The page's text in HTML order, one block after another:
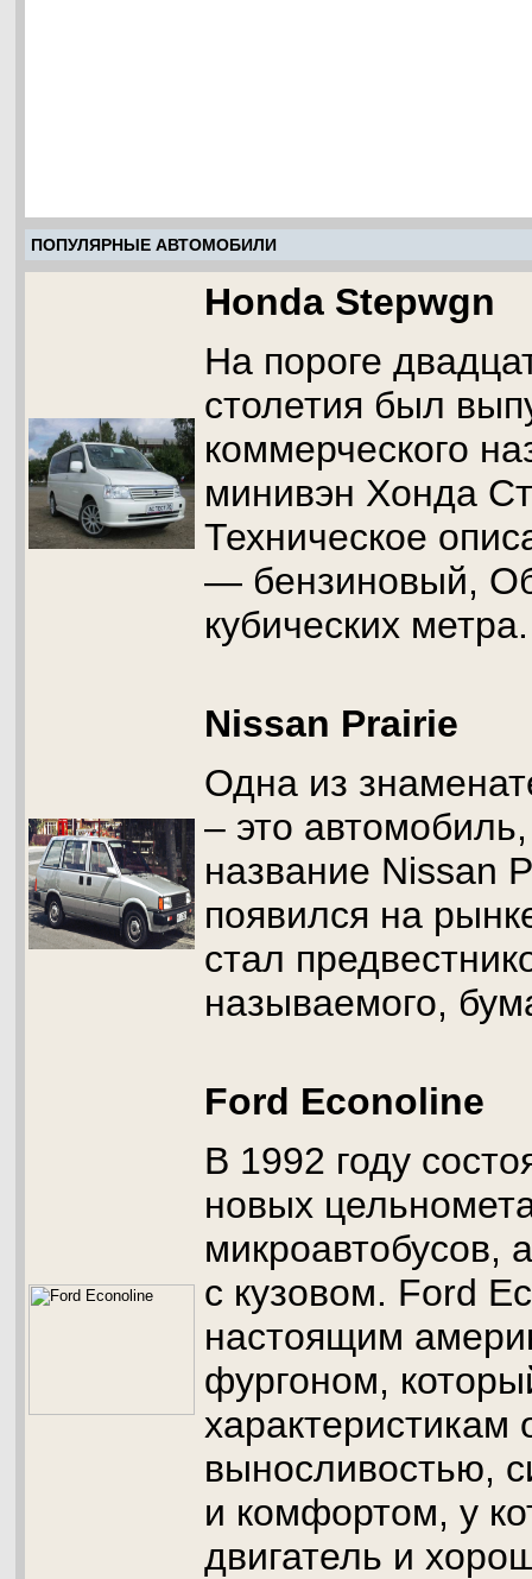
ПОПУЛЯРНЫЕ АВТОМОБИЛИ
Honda Stepwgn
На пороге
столетия был
коммерческого
минивэн Хонда
Техническое
— бензиновый,
кубических метра.
Nissan Prairie
Одна из
– это
название Nissan
появился на
стал
называемого,
Ford Econoline
В 1992 году
новых
микроавтобусов,
с кузовом. Ford
настоящим
фургоном,
характеристикам
выносливостью,
и комфортом, у
двигатель и